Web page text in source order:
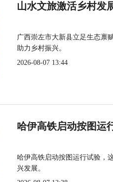
山水文旅激活乡村发
广西崇左市大新县立足生态禀
助力乡村振兴。
2026-08-07 13:44
哈伊高铁启动按图运
哈伊高铁启动按图运行试验，
兴发展。